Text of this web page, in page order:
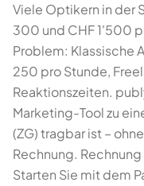
Viele Optikern in der
300 und CHF 1'500
Problem: Klassische
250 pro Stunde,
Reaktionszeiten.
Marketing-Tool zu
(ZG) tragbar ist –
Rechnung.
Starten Sie mit dem